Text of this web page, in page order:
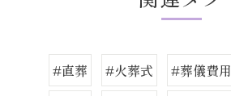
#直葬 #火葬式 #葬儀費用